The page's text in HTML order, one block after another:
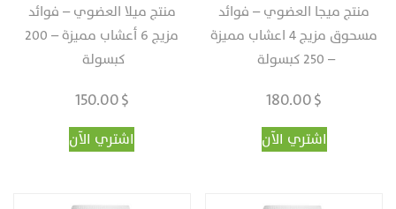
منتج ميجا العضوي – فوائد
مسحوق مزيج 4 اعشاب مميزة
– 250 كبسولة ‏
180.00$
اشتري الآن
منتج ميلا العضوي – فوائد
مزيج 6 أعشاب مميزة – 200
كبسولة ‏
150.00$
اشتري الآن